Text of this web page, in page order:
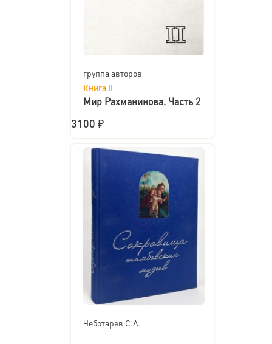
группа авторов
Книга II
Мир Рахманинова. Часть 2
3100 ₽
Чеботарев С.А.